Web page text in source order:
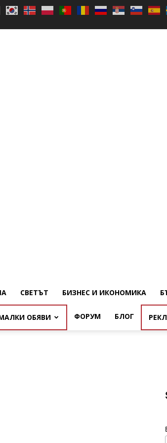
СВЕТЪТ БИЗНЕС И ИКОНОМИКА
ОБЯВИ ФОРУМ БЛОГ